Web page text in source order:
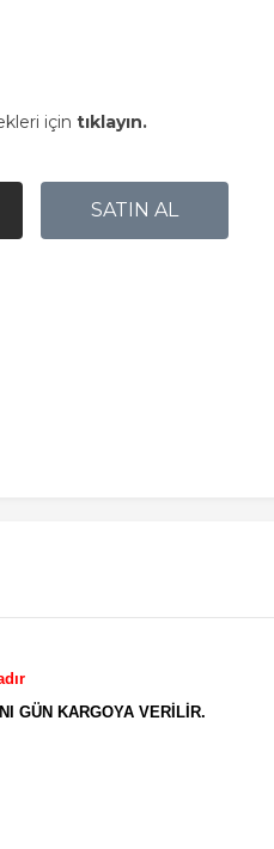
için tıklayın.
GÜN KARGOYA VERİLİR.